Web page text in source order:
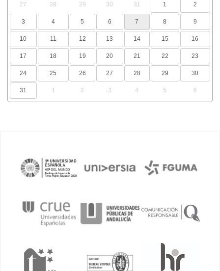
27 28 29 30 31 1 2
3 4 5 6 7 8 9
10 11 12 13 14 15 16
17 18 19 20 21 22 23
24 25 26 27 28 29 30
31 1 2 3 4 5 6